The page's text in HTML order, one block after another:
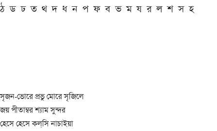
ঠ ড ঢ ত থ দ ধ ন প ফ ব ভ ম য র ল শ স হ
সৃজন-ভোরে প্রভু মোরে সৃজিলে
জয় পীতাম্বর শ্যাম সুন্দর
হেসে হেসে কল্‌সি নাচাইয়া